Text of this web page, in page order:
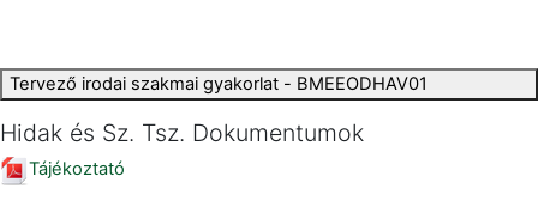
Tervező irodai szakmai gyakorlat - BMEEODHAV01
Hidak és Sz. Tsz. Dokumentumok
Tájékoztató